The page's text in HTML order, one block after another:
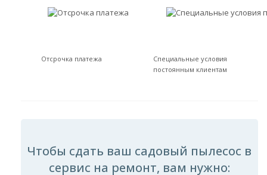
Отсрочка платежа
Специальные условия
постоянным клиентам
Чтобы сдать ваш садовый пылесос в
сервис на ремонт, вам нужно: